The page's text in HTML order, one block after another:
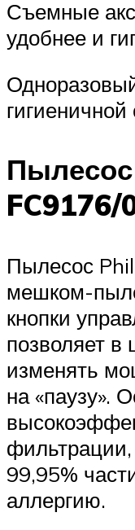
Съемные
удобнее и
FC9176/
Пылесос
мешком-
кнопки
позволяет
изменять
на «паузу».
99,95%
аллергию.